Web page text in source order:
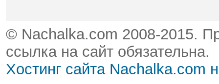
© Nachalka.com 2008-2015.
ссылка на сайт обязательна.
Хостинг сайта Nachalka.com